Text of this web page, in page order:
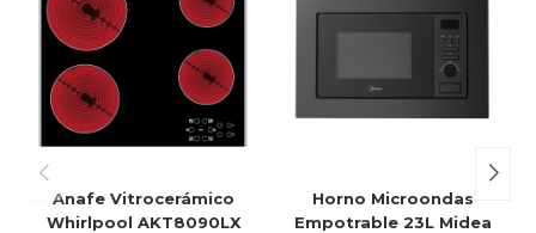
Anafe Vitrocerámico
Whirlpool AKT8090LX
Horno Microondas
Empotrable 23L Midea